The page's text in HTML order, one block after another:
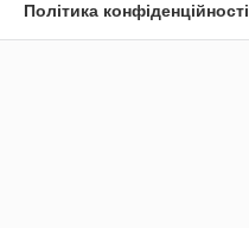
Політика конфіденційності